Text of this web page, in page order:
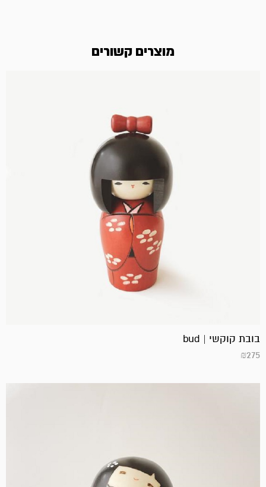
מוצרים קשורים
בובת קוקשי | bud
₪275